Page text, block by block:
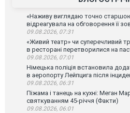
«Наживу виглядаю точно
відреагувала на обговорення її
09.08.2026, 07:31
«Живий театр» чи суперечливий
в ресторані перетворилися на
09.08.2026, 07:01
Німецька поліція встановила
в аеропорту Лейпцига після
09.08.2026, 06:31
Піжама і танець на кухні: Меган
святкуванням 45-річчя (Факти)
09.08.2026, 06:01